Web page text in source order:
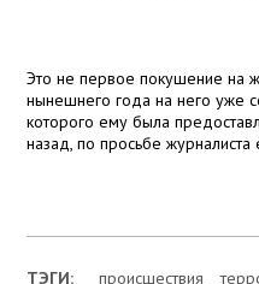
Это не первое покушение на
нынешнего года на него уже
которого ему была
назад, по просьбе
ТЭГИ: проиcшествия